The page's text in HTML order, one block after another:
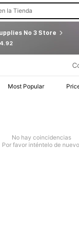
la Tienda
No 3 Store
4.92
Most Popular
No hay coincidencias
Por favor inténtelo de